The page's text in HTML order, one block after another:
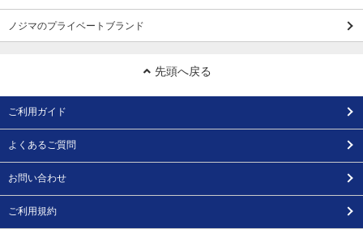
ノジマのプライベートブランド
先頭へ戻る
ご利用ガイド
よくあるご質問
お問い合わせ
ご利用規約